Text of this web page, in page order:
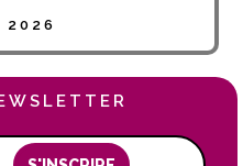
2026